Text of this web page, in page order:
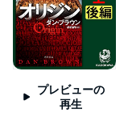
プレビューの
再生